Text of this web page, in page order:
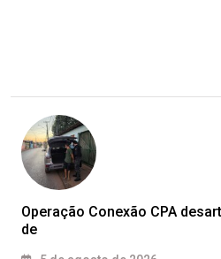
Operação Conexão CPA
de